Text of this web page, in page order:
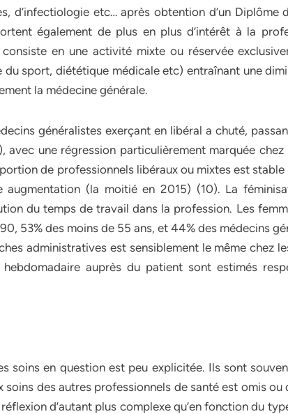
d’infectiologie etc… après obtention d’un Diplôme
également de plus en plus d’intérêt à la
en une activité mixte ou réservée
du sport, diététique médicale etc) entraînant une
la médecine générale.
généralistes exerçant en libéral a chuté,
avec une régression particulièrement marquée
de professionnels libéraux ou mixtes est
(la moitié en 2015) (10). La
du temps de travail dans la profession. Les
53% des moins de 55 ans, et 44% des médecins
administratives est sensiblement le même chez
auprès du patient sont estimés
soins en question est peu explicitée. Ils sont
soins des autres professionnels de santé est omis
d’autant plus complexe qu’en fonction du